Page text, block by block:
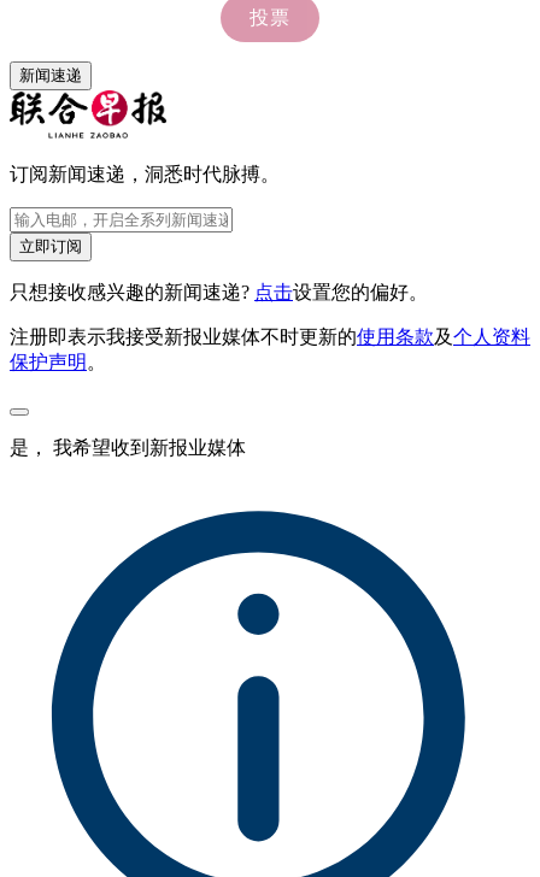
新闻速递
订阅新闻速递，洞悉时代脉搏。
立即订阅
只想接收感兴趣的新闻速递? 点击设置您的偏好。
注册即表示我接受新报业媒体不时更新的使用条款及个人资料
保护声明。
是， 我希望收到新报业媒体